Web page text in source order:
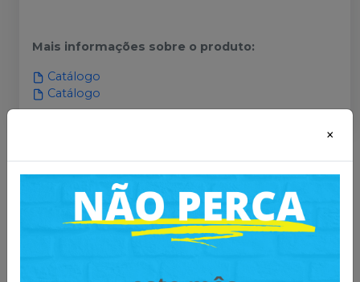
Mais informações sobre o produto:
Catálogo
Catálogo
Você também pode gostar
desses
-14
×